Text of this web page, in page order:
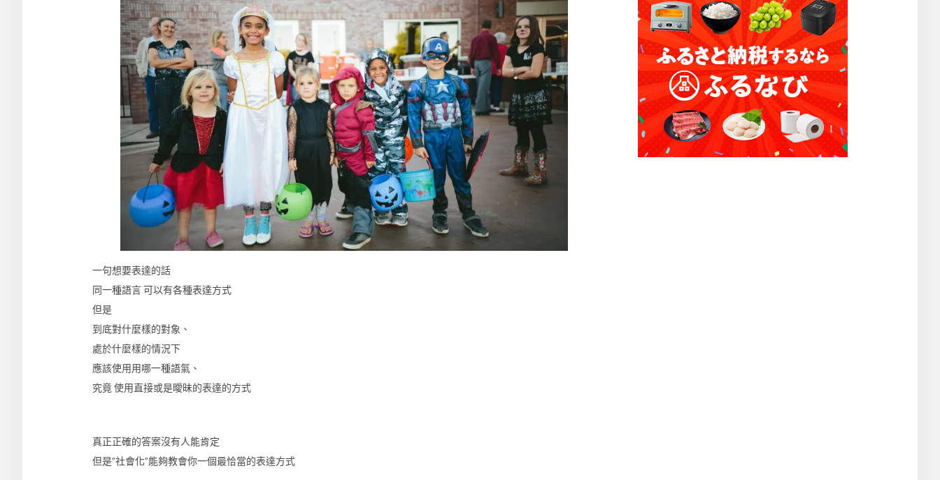
一句想要表達的話
同一種語言 可以有各種表達方式
但是
到底對什麼樣的對象、
處於什麼樣的情況下
應該使用用哪一種語氣、
究竟 使用直接或是曖昧的表達的方式
真正正確的答案沒有人能肯定
但是”社會化”能夠教會你一個最恰當的表達方式